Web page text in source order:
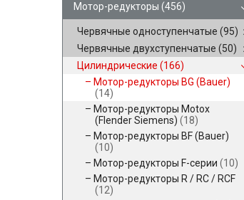
Мотор-редукторы (456)
Червячные одноступенчатые (95)
Червячные двухступенчатые (50)
Цилиндрические (166)
Мотор-редукторы BG (Bauer)
(14)
Мотор-редукторы Motox
(Flender Siemens) (18)
Мотор-редукторы BF (Bauer)
(10)
Мотор-редукторы F-серии (10)
Мотор-редукторы R / RC / RCF
(12)